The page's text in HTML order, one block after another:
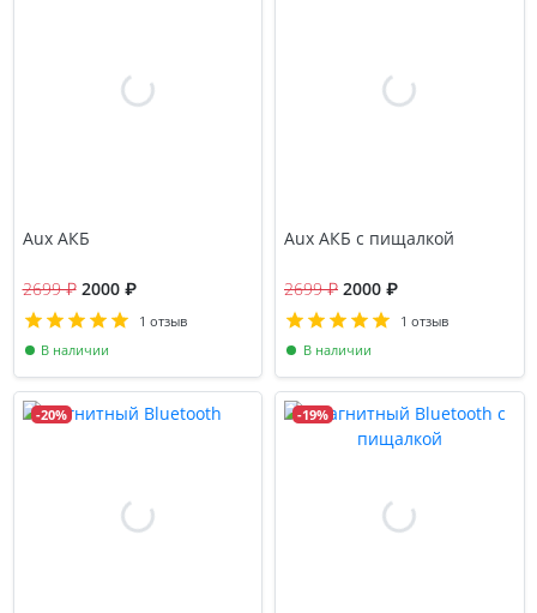
Aux АКБ
2699 ₽ 2000 ₽
1 отзыв
В наличии
Aux АКБ с пищалкой
2699 ₽ 2000 ₽
1 отзыв
В наличии
-20% -19%